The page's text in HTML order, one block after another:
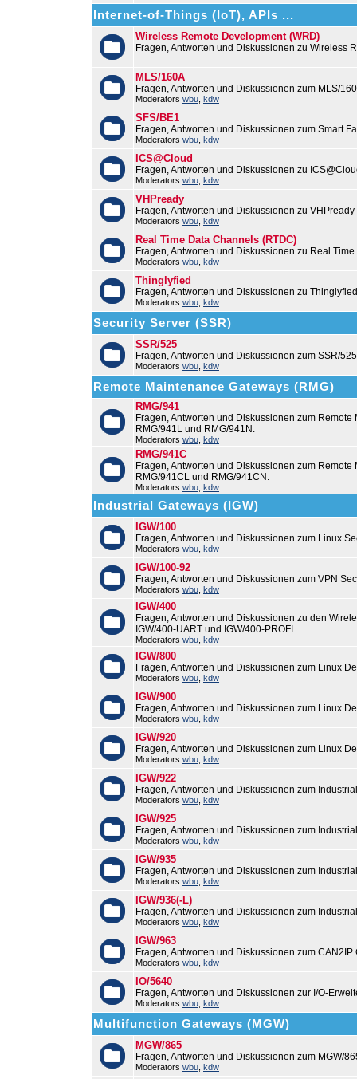
Internet-of-Things (IoT), APIs ...
Wireless Remote Development (WRD)
Fragen, Antworten und Diskussionen zu Wireless
MLS/160A
Fragen, Antworten und Diskussionen zum MLS/
Moderators wbu kdw
SFS/BE1
Fragen, Antworten und Diskussionen zum Smart
Moderators wbu kdw
ICS@Cloud
Fragen, Antworten und Diskussionen zu
Moderators wbu kdw
VHPready
Fragen, Antworten und Diskussionen zu VHPready
Moderators wbu kdw
Real Time Data Channels (RTDC)
Fragen, Antworten und Diskussionen zu Real
Moderators wbu kdw
Thinglyfied
Fragen, Antworten und Diskussionen zu Thinglyfied
Moderators wbu kdw
Security Server (SSR)
SSR/525
Fragen, Antworten und Diskussionen zum SSR/525
Moderators wbu kdw
Remote Maintenance Gateways (RMG)
RMG/941
Fragen, Antworten und Diskussionen zum
RMG/941L und RMG/941N.
Moderators wbu kdw
RMG/941C
Fragen, Antworten und Diskussionen zum
RMG/941CL und RMG/941CN.
Moderators wbu kdw
Industrial Gateways (IGW)
IGW/100
Fragen, Antworten und Diskussionen zum Linux
Moderators wbu kdw
IGW/100-92
Fragen, Antworten und Diskussionen zum VPN
Moderators wbu kdw
IGW/400
Fragen, Antworten und Diskussionen zu den
IGW/400-UART und IGW/400-PROFI.
Moderators wbu kdw
IGW/800
Fragen, Antworten und Diskussionen zum Linux
Moderators wbu kdw
IGW/900
Fragen, Antworten und Diskussionen zum Linux
Moderators wbu kdw
IGW/920
Fragen, Antworten und Diskussionen zum Linux
Moderators wbu kdw
IGW/922
Fragen, Antworten und Diskussionen zum
Moderators wbu kdw
IGW/925
Fragen, Antworten und Diskussionen zum
Moderators wbu kdw
IGW/935
Fragen, Antworten und Diskussionen zum
Moderators wbu kdw
IGW/936(-L)
Fragen, Antworten und Diskussionen zum
Moderators wbu kdw
IGW/963
Fragen, Antworten und Diskussionen zum CAN2IP
Moderators wbu kdw
IO/5640
Fragen, Antworten und Diskussionen zur I/O-
Moderators wbu kdw
Multifunction Gateways (MGW)
MGW/865
Fragen, Antworten und Diskussionen zum MGW/
Moderators wbu kdw